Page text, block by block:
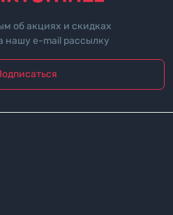
об акциях и скидках
нашу e-mail рассылку